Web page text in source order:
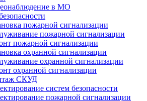
в МО
пожарной сигнализации
пожарной сигнализации
пожарной сигнализации
охранной сигнализации
охранной сигнализации
охранной сигнализации
СКУД
систем безопасности
пожарной сигнализации